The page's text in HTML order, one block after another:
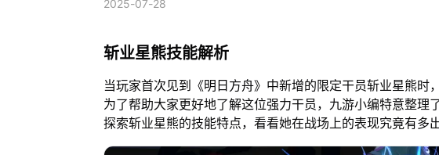
2025-07-28
斩业星熊技能解析
当玩家首次见到《明日方舟》中新增的限定干员斩业星熊时
为了帮助大家更好地了解这位强力干员，九游小编特意整理
探索斩业星熊的技能特点，看看她在战场上的表现究竟有多出